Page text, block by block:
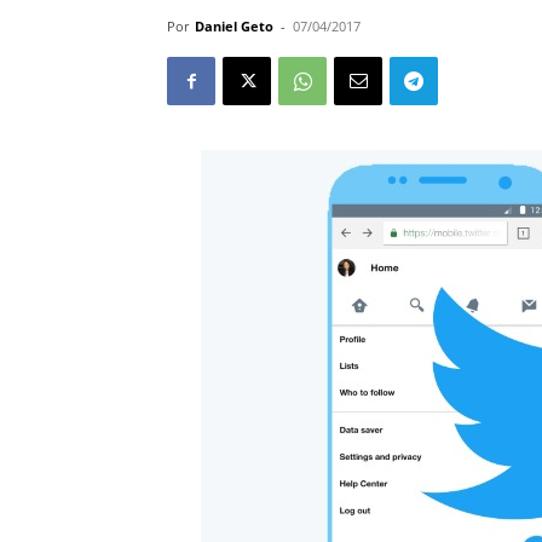
Por Daniel Geto - 07/04/2017